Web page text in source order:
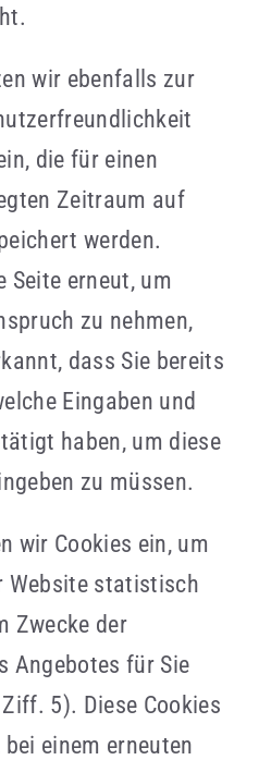
wir ebenfalls zur
die für einen
Zeitraum auf
werden.
Seite erneut, um
zu nehmen,
dass Sie bereits
Eingaben und
haben, um diese
zu müssen.
wir Cookies ein, um
Website statistisch
Zwecke der
Angebotes für Sie
5). Diese Cookies
einem erneuten